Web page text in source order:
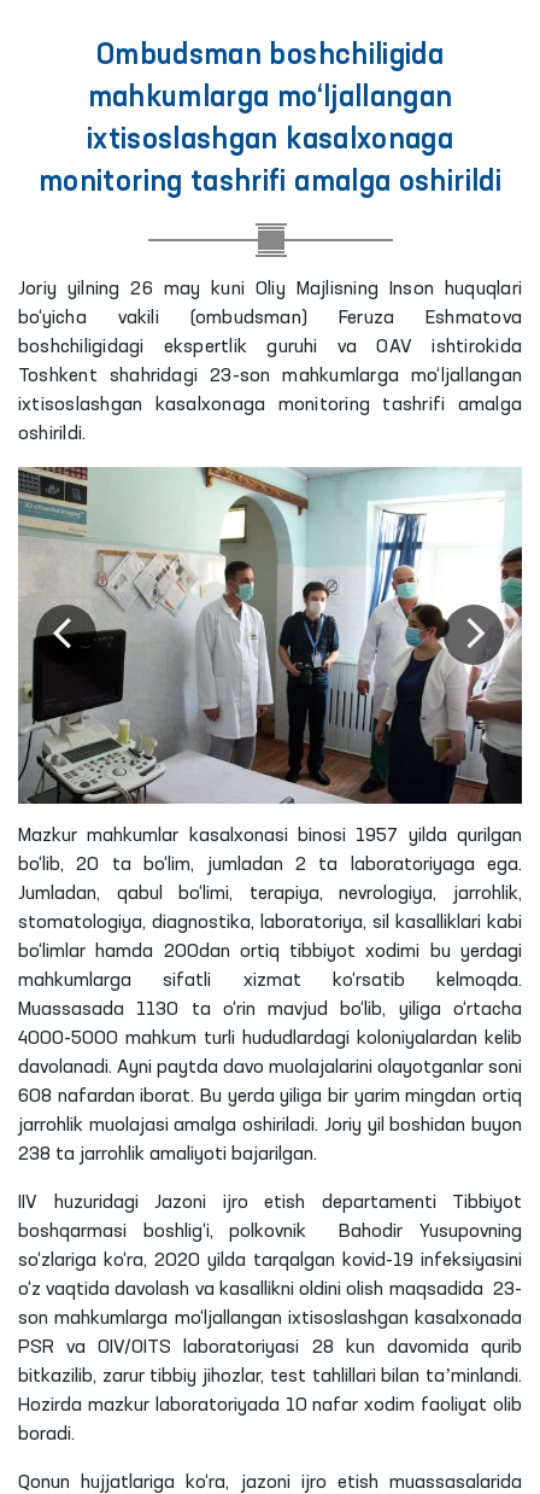
Ombudsman boshchiligida
mahkumlarga mo‘ljallangan
ixtisoslashgan kasalxonaga
monitoring tashrifi amalga oshirildi
Joriy yilning 26 may kuni Oliy Majlisning Inson huquqlari
bo‘yicha vakili (ombudsman) Feruza Eshmatova
boshchiligidagi ekspertlik guruhi va OAV ishtirokida
Toshkent shahridagi 23-son mahkumlarga mo‘ljallangan
ixtisoslashgan kasalxonaga monitoring tashrifi amalga
oshirildi.
Mazkur mahkumlar kasalxonasi binosi 1957 yilda qurilgan
bo‘lib, 20 ta bo‘lim, jumladan 2 ta laboratoriyaga ega.
Jumladan, qabul bo‘limi, terapiya, nevrologiya, jarrohlik,
stomatologiya, diagnostika, laboratoriya, sil kasalliklari kabi
bo‘limlar hamda 200dan ortiq tibbiyot xodimi bu yerdagi
mahkumlarga sifatli xizmat ko‘rsatib kelmoqda.
Muassasada 1130 ta o‘rin mavjud bo‘lib, yiliga o‘rtacha
4000-5000 mahkum turli hududlardagi koloniyalardan kelib
davolanadi. Ayni paytda davo muolajalarini olayotganlar soni
608 nafardan iborat. Bu yerda yiliga bir yarim mingdan ortiq
jarrohlik muolajasi amalga oshiriladi. Joriy yil boshidan buyon
238 ta jarrohlik amaliyoti bajarilgan.
IIV huzuridagi Jazoni ijro etish departamenti Tibbiyot
boshqarmasi boshlig‘i, polkovnik Bahodir Yusupovning
so‘zlariga ko‘ra, 2020 yilda tarqalgan kovid-19 infeksiyasini
o‘z vaqtida davolash va kasallikni oldini olish maqsadida 23-
son mahkumlarga mo‘ljallangan ixtisoslashgan kasalxonada
PSR va OIV/OITS laboratoriyasi 28 kun davomida qurib
bitkazilib, zarur tibbiy jihozlar, test tahlillari bilan taʼminlandi.
Hozirda mazkur laboratoriyada 10 nafar xodim faoliyat olib
boradi.
Qonun hujjatlariga ko‘ra, jazoni ijro etish muassasalarida